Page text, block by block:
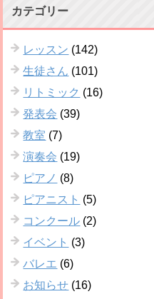
カテゴリー
レッスン (142)
生徒さん (101)
リトミック (16)
発表会 (39)
教室 (7)
演奏会 (19)
ピアノ (8)
ピアニスト (5)
コンクール (2)
イベント (3)
バレエ (6)
お知らせ (16)